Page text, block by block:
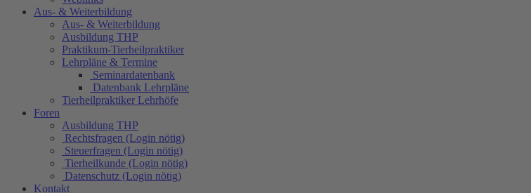
Aus- & Weiterbildung
Aus- & Weiterbildung
Ausbildung THP
Praktikum-Tierheilpraktiker
Lehrpläne & Termine
Seminardatenbank
Datenbank Lehrpläne
Tierheilpraktiker Lehrhöfe
Foren
Ausbildung THP
Rechtsfragen (Login nötig)
Steuerfragen (Login nötig)
Tierheilkunde (Login nötig)
Datenschutz (Login nötig)
Kontakt